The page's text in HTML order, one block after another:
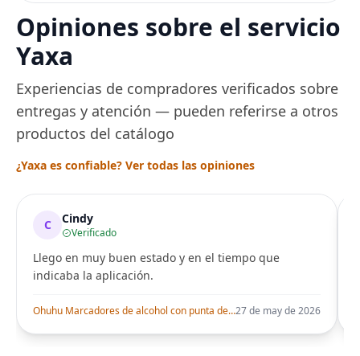
para entrenamiento
Peluquería
una Década,
Opiniones sobre el servicio
Yaxa
Experiencias de compradores verificados sobre
entregas y atención — pueden referirse a otros
productos del catálogo
¿Yaxa es confiable? Ver todas las opiniones
C Cindy
Verificado
Llego en muy buen estado y en el tiempo que
indicaba la aplicación.
Ohuhu Marcadores de alcohol con punta de pincel – Juego de marcadores artísticos de doble punta con certificación AP para artistas adultos27 de may de 2026